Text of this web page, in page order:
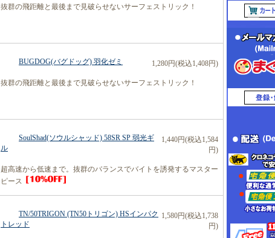
抜群の飛距離と最後まで見破らせないサーフェストリック！
BUGDOG(バグドッグ) 羽化ゼミ 1,280円(税込1,408円)
抜群の飛距離と最後まで見破らせないサーフェストリック！
SoulShad(ソウルシャッド) 58SR SP 弱光ギ
ル
1,440円(税込1,584
円)
超高速から低速まで。抜群のバランスでバイトを誘発するマスター
ピース
TN/50TRIGON (TN50トリゴン) HSインパク
トレッド
1,580円(税込1,738
円)